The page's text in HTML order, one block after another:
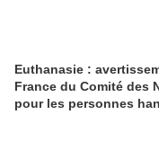
Euthanasie :
France du Comité des
pour les personnes